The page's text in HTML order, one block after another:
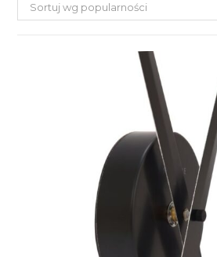
Sortuj wg popularności